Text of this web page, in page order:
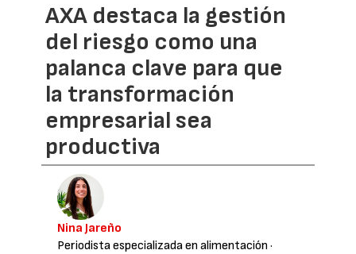
AXA destaca la gestión
del riesgo como una
palanca clave para que
la transformación
empresarial sea
productiva
Nina Jareño
Periodista especializada en alimentación ·